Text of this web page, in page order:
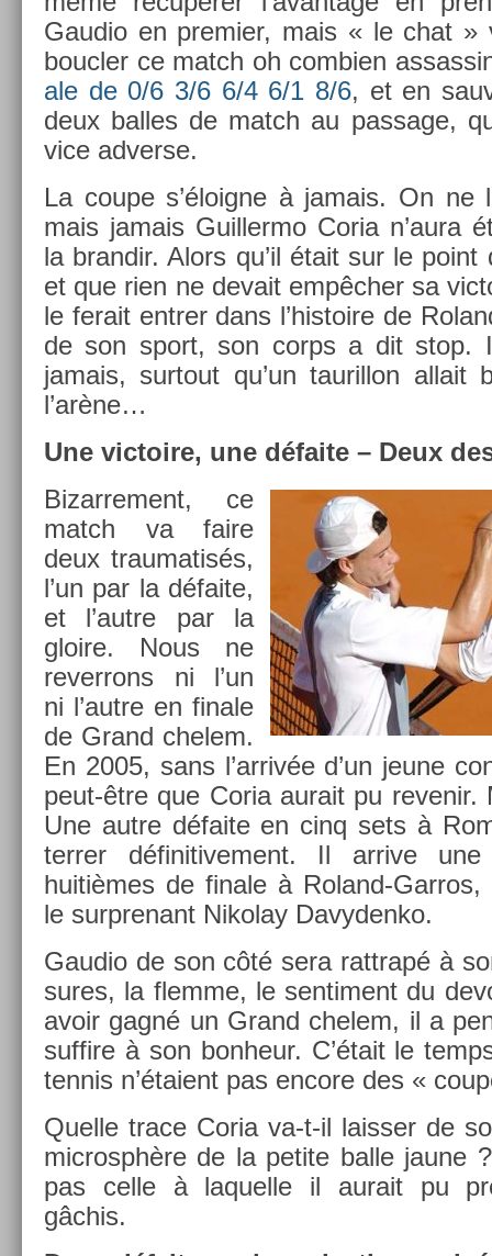
Gaudio en pre­mi­er, mais « le chat »
boucl­er ce match oh com­bi­en
ale de 0/6 3/6 6/4 6/1 8/6, et en
deux bal­les de match au pas­sage,
vice ad­verse.
La coupe s’éloig­ne à jamais. On ne
mais jamais Guil­lermo Coria n’aura
la bran­dir. Alors qu’il était sur le point
et que rien ne de­vait empêcher sa
le ferait en­tr­er dans l’his­toire de
de son sport, son corps a dit stop.
jamais, sur­tout qu’un tauril­lon al­lait
l’arène…
Une vic­toire, une défaite – Deux
Bi­zar­re­ment, ce
match va faire
deux traumatisés,
l’un par la défaite,
et l’autre par la
gloire. Nous ne
re­ver­rons ni l’un
ni l’autre en fin­ale
de Grand chelem.
En 2005, sans l’arrivée d’un jeune
peut-être que Coria aurait pu re­venir.
Une autre défaite en cinq sets à
terr­er définitive­ment. Il ar­rive
huitièmes de fin­ale à Roland-
le sur­prenant Nikolay Davyden­ko.
Gaudio de son côté sera rattrapé à
sures, la flem­me, le sen­ti­ment du
avoir gagné un Grand chelem, il a
suf­fire à son bon­heur. C’était le
ten­nis n’étaient pas en­core des «
Quel­le trace Coria va-t-il laiss­er de
micro­sphère de la petite balle jaune
pas celle à laquel­le il aurait pu
gâchis.